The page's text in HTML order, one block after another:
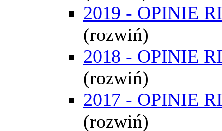
2019 - OPINIE
(rozwiń)
2018 - OPINIE
(rozwiń)
2017 - OPINIE
(rozwiń)